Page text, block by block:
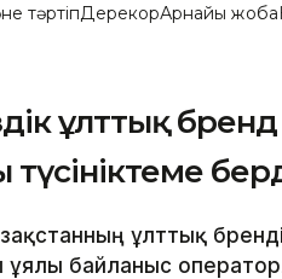
тәртіпДерекқорАрнайы жоба
ұлттық
ұлттық
ұялы байланыс